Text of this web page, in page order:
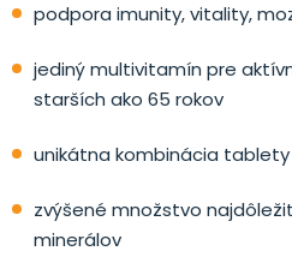
podpora imunity, vitality,
jediný multivitamín pre
starších ako 65 rokov
unikátna kombinácia tablety
zvýšené množstvo
minerálov